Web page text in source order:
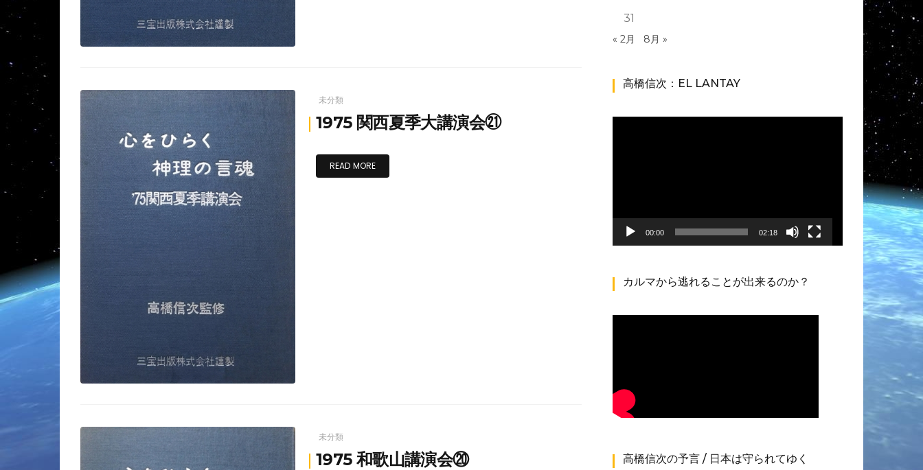
未分類
1975 関西夏季大講演会㉑
READ MORE
未分類
1975 和歌山講演会⑳
31
« 2月 8月 »
高橋信次：EL LANTAY
ー
00:00 02:18
カルマから逃れることが出来るのか？
高橋信次の予言 / 日本は守られてゆく